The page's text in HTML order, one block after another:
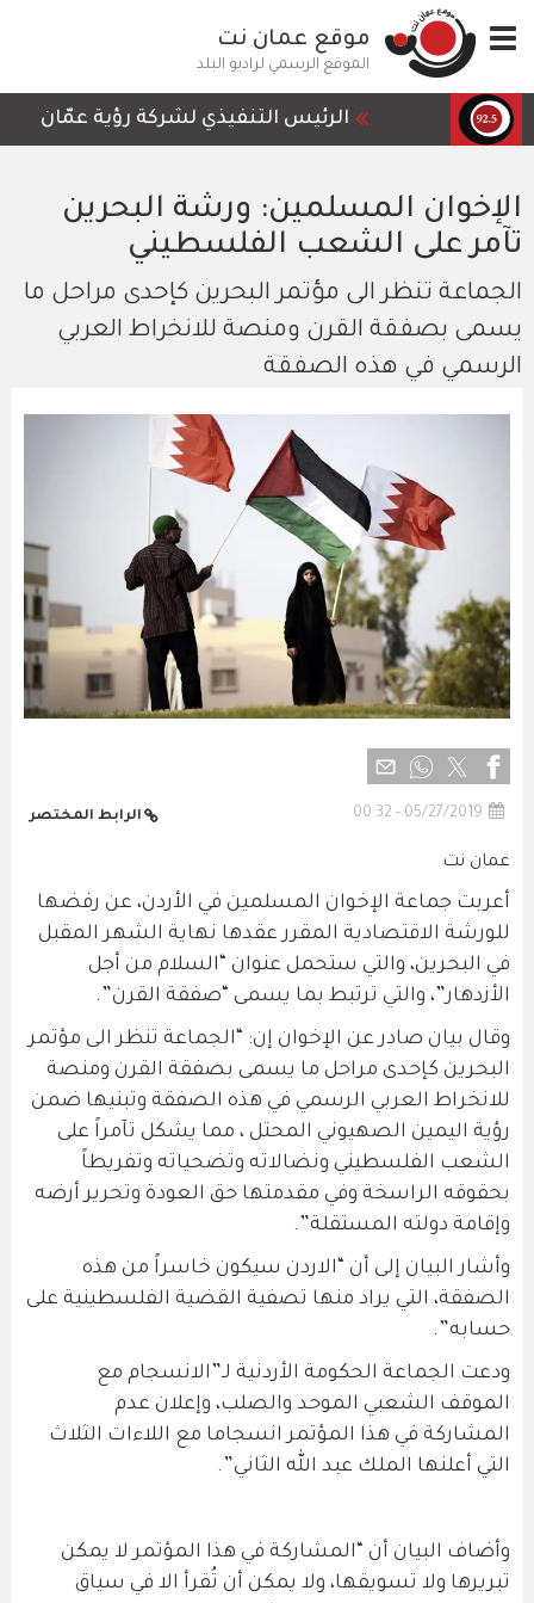
إلى
المحتوى
الرئيسي
Toggle
navigation
موقع عمان نت
الموقع الرسمي لراديو البلد
الرئيس التنفيذي لشركة رؤية عمّان
وزارة الأشغال العامة والإسكان
جيش الاحتلال الإسرائيلي يعلن
هيئة عمليات التجارة البحرية
يتراجع الخميس، تأثير الكتلة
الإخوان المسلمين: ورشة البحرين
تآمر على الشعب الفلسطيني
الجماعة تنظر الى مؤتمر البحرين كإحدى مراحل ما
يسمى بصفقة القرن ومنصة للانخراط العربي
الرسمي في هذه الصفقة
05/27/2019 - 00:32 الرابط المختصر
عمان نت
أعربت جماعة الإخوان المسلمين في الأردن، عن رفضها
للورشة الاقتصادية المقرر عقدها نهاية الشهر المقبل
في البحرين، والتي ستحمل عنوان “السلام من أجل
الأزدهار”، والتي ترتبط بما يسمى “صفقة القرن”.
وقال بيان صادر عن الإخوان إن: “الجماعة تنظر الى مؤتمر
البحرين كإحدى مراحل ما يسمى بصفقة القرن ومنصة
للانخراط العربي الرسمي في هذه الصفقة وتبنيها ضمن
رؤية اليمين الصهيوني المحتل ، مما يشكل تآمراً على
الشعب الفلسطيني ونضالاته وتضحياته وتفريطاً
بحقوقه الراسخة وفي مقدمتها حق العودة وتحرير أرضه
وإقامة دولته المستقلة”.
وأشار البيان إلى أن “الاردن سيكون خاسراً من هذه
الصفقة، التي يراد منها تصفية القضية الفلسطينية على
حسابه”.
ودعت الجماعة الحكومة الأردنية لـ”الانسجام مع
الموقف الشعبي الموحد والصلب، وإعلان عدم
المشاركة في هذا المؤتمر انسجاما مع اللاءات الثلاث
التي أعلنها الملك عبد الله الثاني”.
وأضاف البيان أن “المشاركة في هذا المؤتمر لا يمكن
تبريرها ولا تسويقها، ولا يمكن أن تُقرأ الا في سياق